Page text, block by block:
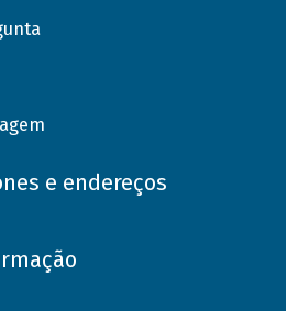
e endereços